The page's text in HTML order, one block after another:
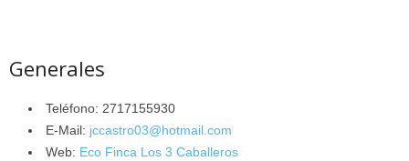
Generales
Teléfono: 2717155930
E-Mail: jccastro03@hotmail.com
Web: Eco Finca Los 3 Caballeros